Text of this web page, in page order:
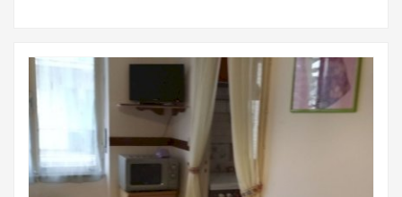
energetica
Caratteristiche
giardino